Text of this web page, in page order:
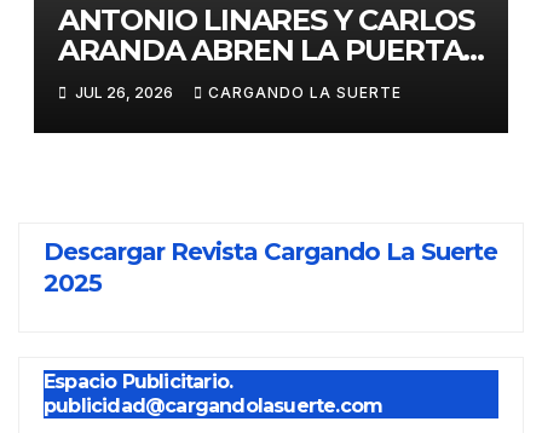
ANTONIO LINARES Y CARLOS
ARANDA ABREN LA PUERTA
GRANDE EN LA CORRIDA DE
FERIA DE ALMADÉN
JUL 26, 2026 CARGANDO LA SUERTE
Descargar Revista Cargando La Suerte
2025
Espacio Publicitario.
publicidad@cargandolasuerte.com